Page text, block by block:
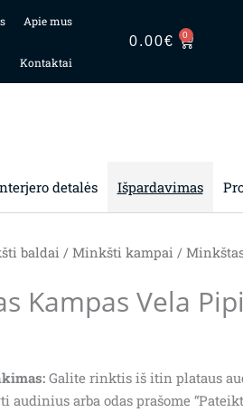
Apie mus
Kontaktai
0.00€ 0
CART
detalės Išpardavimas
baldai/ Minkšti kampai/
Kampas Vela
Galite rinktis iš itin plataus
audinius arba odas prašome